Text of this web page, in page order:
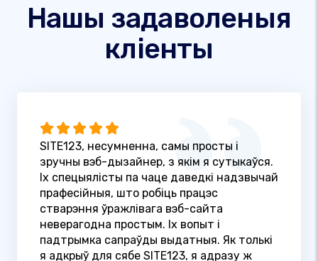
Нашы задаволеныя
кліенты
SITE123, несумненна, самы просты і
зручны вэб-дызайнер, з якім я сутыкаўся.
Іх спецыялісты па чаце даведкі надзвычай
прафесійныя, што робіць працэс
стварэння ўражлівага вэб-сайта
неверагодна простым. Іх вопыт і
падтрымка сапраўды выдатныя. Як толькі
я адкрыў для сябе SITE123, я адразу ж